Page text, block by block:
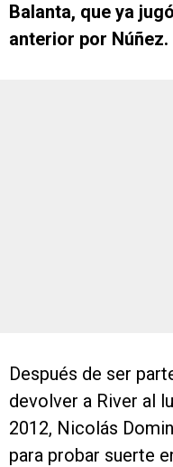
Balanta, que ya
anterior por Núñez.
Después de ser
devolver a River al
2012, Nicolás
para probar suerte